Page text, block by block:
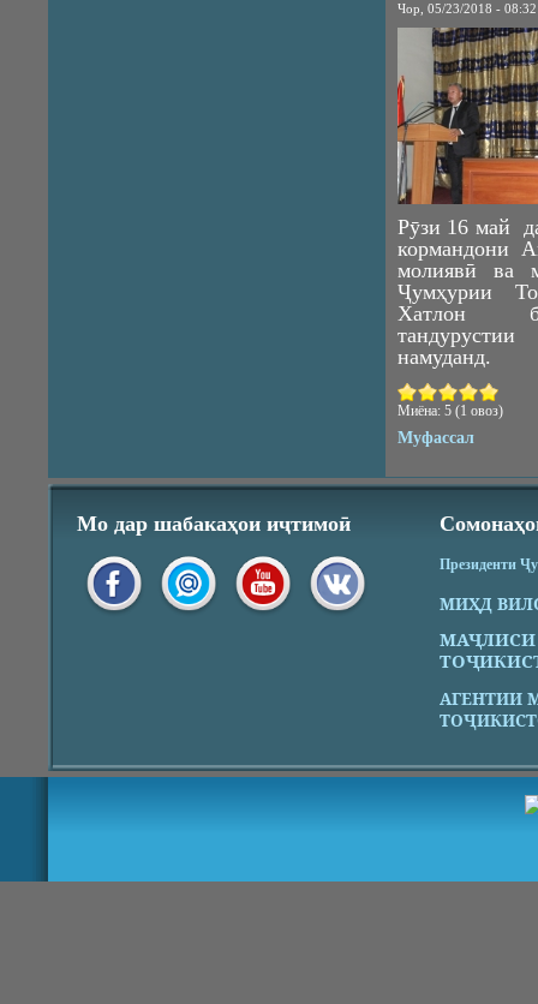
Чор, 05/23/2018 - 08:32
Рӯзи 16 май
кормандони
молиявӣ ва
Ҷумҳурии
Хатлон бо
намуданд.
Миёна: 5 (1 овоз)
Муфассал
Мо дар шабакаҳои иҷтимоӣ
Президенти
МИҲД
АГЕНТИИ